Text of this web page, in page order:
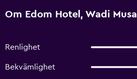
Om Edom Hotel, Wadi Musa
Renlighet
Bekvämlighet